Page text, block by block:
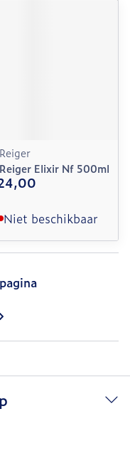
Elixir Nf 500ml
Niet beschikbaar
pagina